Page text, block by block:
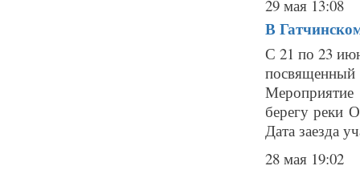
29 мая 13:08
В
С 21 по 23
берегу реки
Дата заезда
28 мая 19:02